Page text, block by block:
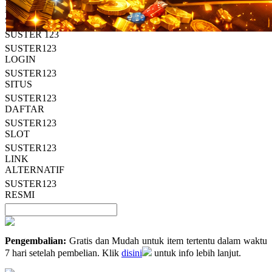
Read
13
Reviews.
Tautan
halaman
yang
sama.
HT OFFICIAL
SUSTER123
SUSTER 123
SUSTER123
LOGIN
SUSTER123
SITUS
SUSTER123
DAFTAR
SUSTER123
SLOT
SUSTER123
LINK
ALTERNATIF
SUSTER123
RESMI
Pengembalian: Gratis dan Mudah untuk item tertentu dalam waktu
7 hari setelah pembelian. Klik disini untuk info lebih lanjut.